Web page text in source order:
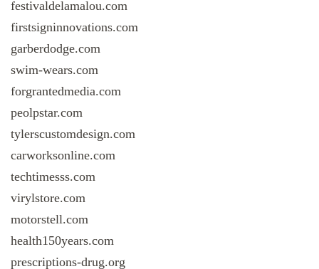
festivaldelamalou.com
firstsigninnovations.com
garberdodge.com
swim-wears.com
forgrantedmedia.com
peolpstar.com
tylerscustomdesign.com
carworksonline.com
techtimesss.com
virylstore.com
motorstell.com
health150years.com
prescriptions-drug.org